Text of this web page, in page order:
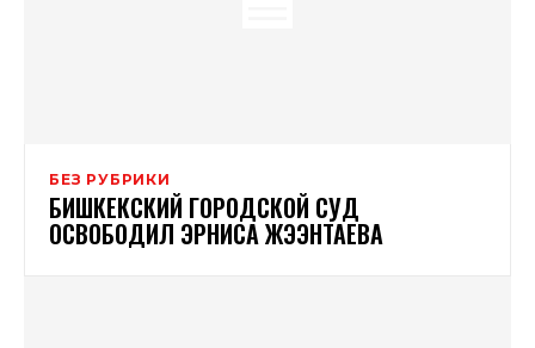
БЕЗ РУБРИКИ
БИШКЕКСКИЙ ГОРОДСКОЙ СУД
ОСВОБОДИЛ ЭРНИСА ЖЭЭНТАЕВА